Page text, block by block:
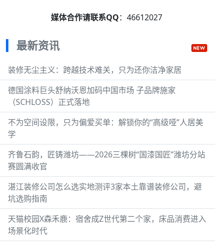
媒体合作请联系QQ：46612027
最新资讯
装修无尘主义：跨越技术难关，只为还你洁净家居
德国涂料巨头舒纳沃恩加码中国市场 子品牌施家
（SCHLOSS）正式落地
不为空间设限，只为偏爱买单：解锁你的“高级哑”人居美
学
齐鲁石韵，匠铸潍坊——2026三棵树“国漆国匠”潍坊分站
赛圆满收官
湛江装修公司怎么选实地测评3家本土靠谱装修公司，避
坑选购指南
天猫校园X森禾鹿：宿舍成Z世代第二个家，床品消费进入
场景化时代